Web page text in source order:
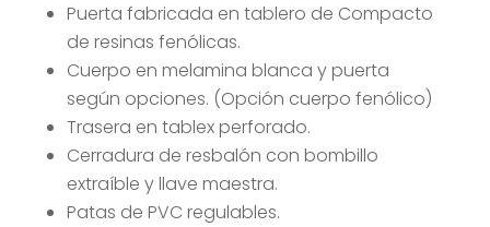
Puerta fabricada en tablero de Compacto
de resinas fenólicas.
Cuerpo en melamina blanca y puerta
según opciones. (Opción cuerpo fenólico)
Trasera en tablex perforado.
Cerradura de resbalón con bombillo
extraíble y llave maestra.
Patas de PVC regulables.